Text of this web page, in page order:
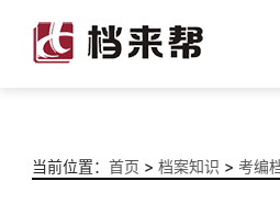
当前位置： 首页 > 档案知识 > 考编